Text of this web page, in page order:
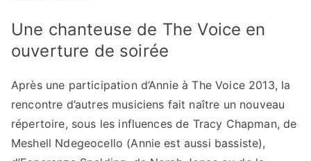
Une chanteuse de The Voice en
ouverture de soirée
Après une participation d’Annie à The Voice 2013, la
rencontre d’autres musiciens fait naître un nouveau
répertoire, sous les influences de Tracy Chapman, de
Meshell Ndegeocello (Annie est aussi bassiste),